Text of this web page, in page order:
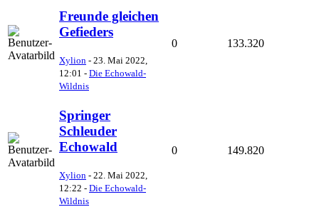
Freunde gleichen
Gefieders
Xylion - 23. Mai 2022,
12:01 - Die Echowald-
Wildnis
0 133.320
Springer
Schleuder
Echowald
Xylion - 22. Mai 2022,
12:22 - Die Echowald-
Wildnis
0 149.820